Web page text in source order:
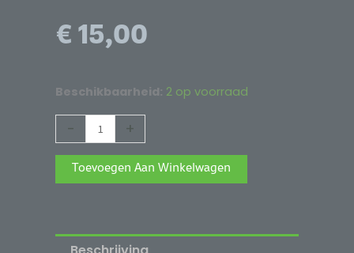
€ 15,00
Beschikbaarheid: 2 op voorraad
-
HYUNDAI
HYM532224
AW-
60
Intern
72p
+
Toevoegen Aan Winkelwagen